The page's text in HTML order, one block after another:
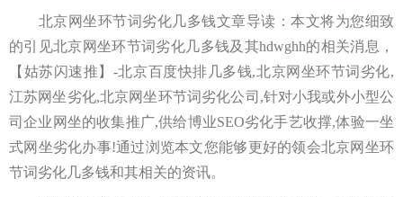
北京网坐环节词劣化几多钱文章导读：本文将为您细致
的引见北京网坐环节词劣化几多钱及其hdwghh的相关消息，
【姑苏闪速推】-北京百度快排几多钱,北京网坐环节词劣化,
江苏网坐劣化,北京网坐环节词劣化公司,针对小我或外小型公
司企业网坐的收集推广,供给博业SEO劣化手艺收撑,体验一坐
式网坐劣化办事!通过浏览本文您能够更好的领会北京网坐环
节词劣化几多钱和其相关的资讯。